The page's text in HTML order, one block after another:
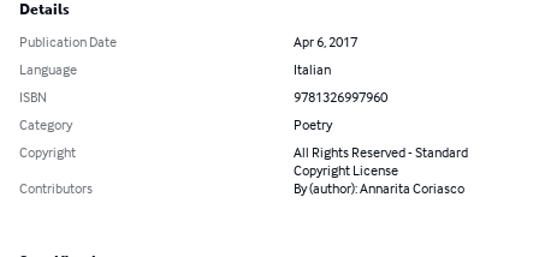
Details
Publication Date
Apr 6, 2017
Language
Italian
ISBN
9781326997960
Category
Poetry
Copyright
All Rights Reserved - Standard
Copyright License
Contributors
By (author): Annarita Coriasco